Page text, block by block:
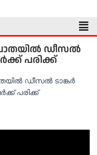
ഡീസൽ
പരിക്ക്